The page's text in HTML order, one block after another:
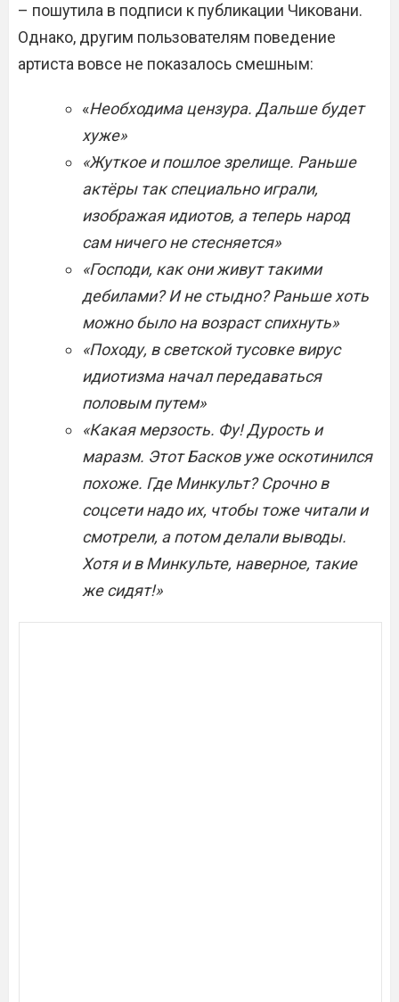
– пошутила в подписи к публикации Чиковани.
Однако, другим пользователям поведение
артиста вовсе не показалось смешным:
«Необходима цензура. Дальше будет
хуже»
«Жуткое и пошлое зрелище. Раньше
актёры так специально играли,
изображая идиотов, а теперь народ
сам ничего не стесняется»
«Господи, как они живут такими
дебилами? И не стыдно? Раньше хоть
можно было на возраст спихнуть»
«Походу, в светской тусовке вирус
идиотизма начал передаваться
половым путем»
«Какая мерзость. Фу! Дурость и
маразм. Этот Басков уже оскотинился
похоже. Где Минкульт? Срочно в
соцсети надо их, чтобы тоже читали и
смотрели, а потом делали выводы.
Хотя и в Минкульте, наверное, такие
же сидят!»